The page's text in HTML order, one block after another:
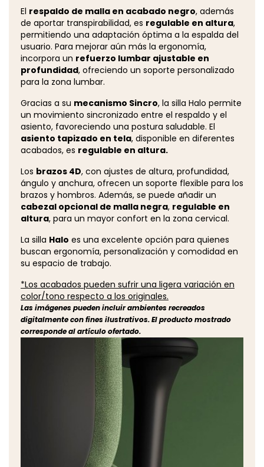
El respaldo de malla en acabado negro, además
de aportar transpirabilidad, es regulable en altura,
permitiendo una adaptación óptima a la espalda del
usuario. Para mejorar aún más la ergonomía,
incorpora un refuerzo lumbar ajustable en
profundidad, ofreciendo un soporte personalizado
para la zona lumbar.
Gracias a su mecanismo Sincro, la silla Halo permite
un movimiento sincronizado entre el respaldo y el
asiento, favoreciendo una postura saludable. El
asiento tapizado en tela, disponible en diferentes
acabados, es regulable en altura.
Los brazos 4D, con ajustes de altura, profundidad,
ángulo y anchura, ofrecen un soporte flexible para los
brazos y hombros. Además, se puede añadir un
cabezal opcional de malla negra, regulable en
altura, para un mayor confort en la zona cervical.
La silla Halo es una excelente opción para quienes
buscan ergonomía, personalización y comodidad en
su espacio de trabajo.
*Los acabados pueden sufrir una ligera variación en
color/tono respecto a los originales.
Las imágenes pueden incluir ambientes recreados
digitalmente con fines ilustrativos. El producto mostrado
corresponde al artículo ofertado.